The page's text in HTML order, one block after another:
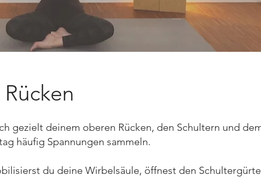
gezielt deinem oberen Rücken, den Schultern und
häufig Spannungen sammeln.
du deine Wirbelsäule, öffnest den